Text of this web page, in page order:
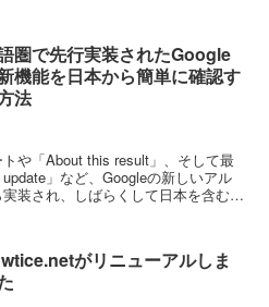
圏で先行実装されたGoogle
機能を日本から簡単に確認す
法
や「About this result」、そして最
」など、Googleの新しいアル
装され、しばらくして日本を含むグ
がリニューアルしま